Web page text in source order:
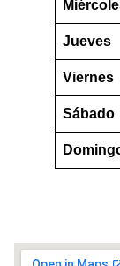
Jueves
Viernes
Sábado